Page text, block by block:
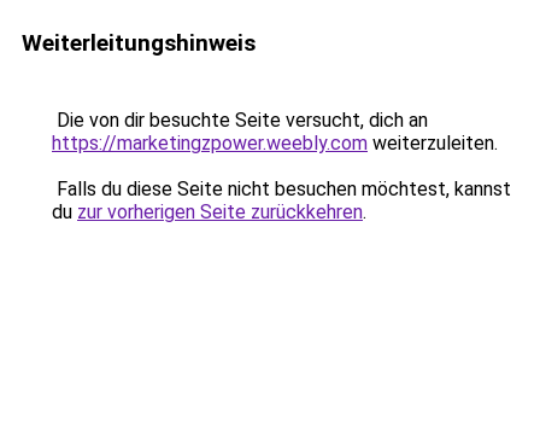
Weiterleitungshinweis
Die von dir besuchte Seite versucht, dich an
https://marketingzpower.weebly.com weiterzuleiten.
Falls du diese Seite nicht besuchen möchtest, kannst
du zur vorherigen Seite zurückkehren.